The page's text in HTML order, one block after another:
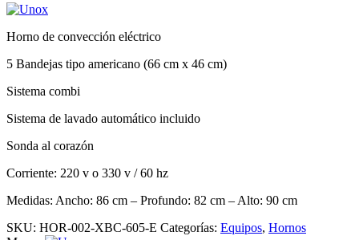
Horno de convección eléctrico
5 Bandejas tipo americano (66 cm x 46 cm)
Sistema combi
Sistema de lavado automático incluido
Sonda al corazón
Corriente: 220 v o 330 v / 60 hz
Medidas: Ancho: 86 cm – Profundo: 82 cm – Alto: 90 cm
SKU: HOR-002-XBC-605-E Categorías: Equipos, Hornos